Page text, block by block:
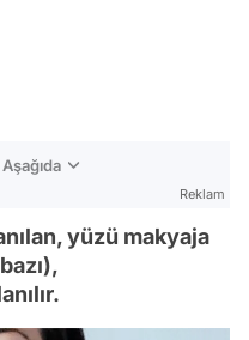
Reklam
yüzü makyaja